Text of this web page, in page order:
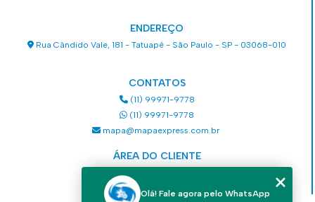
ENDEREÇO
Rua Cândido Vale, 181 - Tatuapé - São Paulo - SP - 03068-010
CONTATOS
(11) 99971-9778
(11) 99971-9778
mapa@mapaexpress.com.br
ÁREA DO CLIENTE
Olá! Fale agora pelo WhatsApp